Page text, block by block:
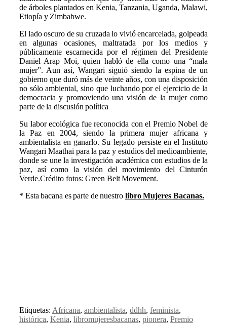
de árboles plantados en Kenia, Tanzania, Uganda, Malawi,
Etiopía y Zimbabwe.
El lado oscuro de su cruzada lo vivió encarcelada, golpeada
en algunas ocasiones, maltratada por los medios y
públicamente escarnecida por el régimen del Presidente
Daniel Arap Moi, quien habló de ella como una “mala
mujer”. Aun así, Wangari siguió siendo la espina de un
gobierno que duró más de veinte años, con una disposición
no sólo ambiental, sino que luchando por el ejercicio de la
democracia y promoviendo una visión de la mujer como
parte de la discusión política
Su labor ecológica fue reconocida con el Premio Nobel de
la Paz en 2004, siendo la primera mujer africana y
ambientalista en ganarlo. Su legado persiste en el Instituto
Wangari Maathai para la paz y estudios del medioambiente,
donde se une la investigación académica con estudios de la
paz, así como la visión del movimiento del Cinturón
Verde.Crédito fotos: Green Belt Movement.
* Esta bacana es parte de nuestro libro Mujeres Bacanas.
Etiquetas: Africana, ambientalista, ddhh, feminista,
histórica, Kenia, libromujeresbacanas, pionera, Premio